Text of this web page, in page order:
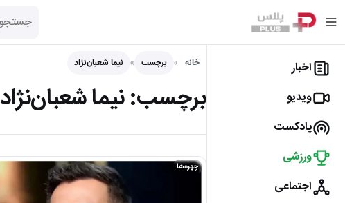
اخبار
ویدیو
پادکست
ورزشی
اجتماعی
خانه برچسب نیما شعبان‌نژاد
برچسب:نیما شعبان‌نژاد
چهره‌ها